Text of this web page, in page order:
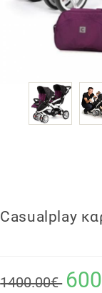
Casualplay
1400.00€